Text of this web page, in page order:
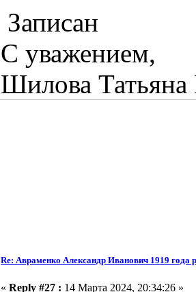
Записан
С уважением,
Шилова Татьяна
Re: Авраменко Александр Иванович 1919 года
«Reply #27 : 14 Марта 2024, 20:34:26 »